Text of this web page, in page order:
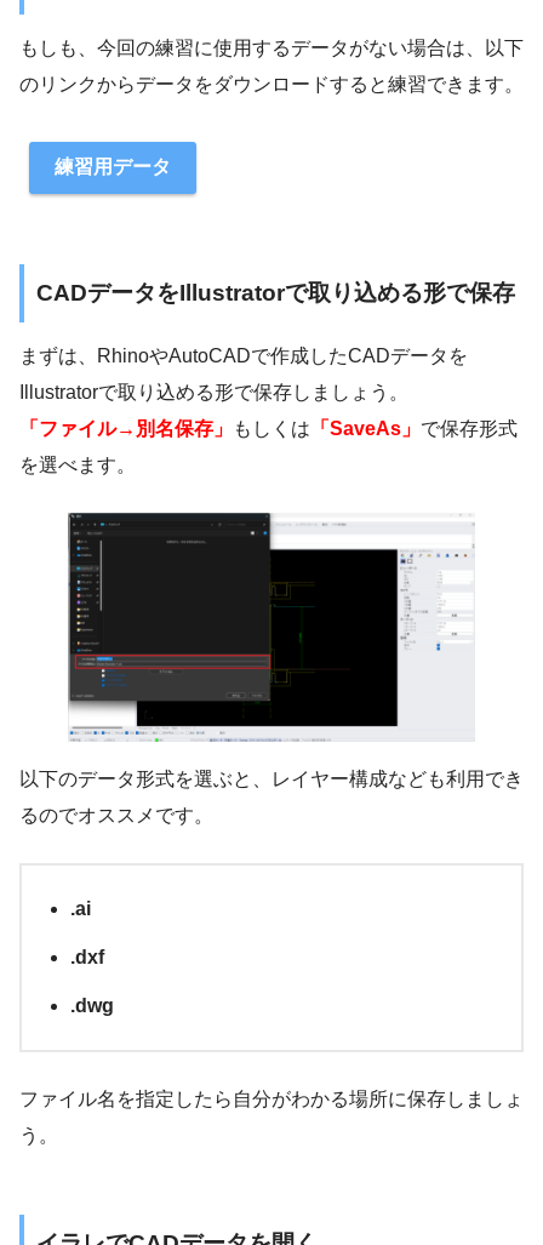
もしも、今回の練習に使用するデータがない場合は、以下
のリンクからデータをダウンロードすると練習できます。
練習用データ
CADデータをIllustratorで取り込める形で保存
まずは、RhinoやAutoCADで作成したCADデータを
Illustratorで取り込める形で保存しましょう。
「ファイル→別名保存」
もしくは 「SaveAs」 で保存形式
を選べます。
以下のデータ形式を選ぶと、レイヤー構成なども利用でき
るのでオススメです。
.ai
.dxf
.dwg
ファイル名を指定したら自分がわかる場所に保存しましょ
う。